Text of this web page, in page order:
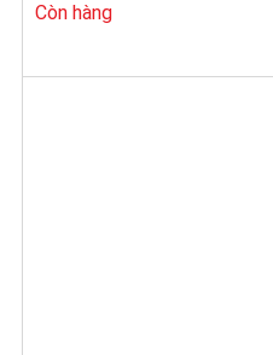
Còn hàng